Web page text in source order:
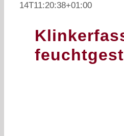
14T11:20:38+01:00